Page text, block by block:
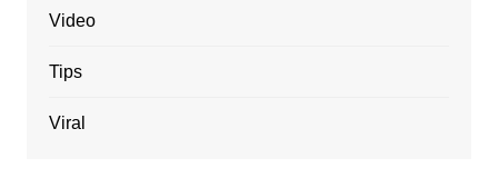
Video
Tips
Viral